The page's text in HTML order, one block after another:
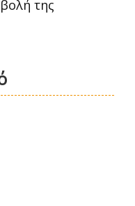
της